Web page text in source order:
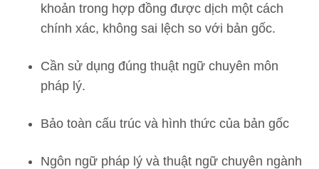
khoản trong hợp đồng được dịch một cách
chính xác, không sai lệch so với bản gốc.
Cần sử dụng đúng thuật ngữ chuyên môn
pháp lý.
Bảo toàn cấu trúc và hình thức của bản gốc
Ngôn ngữ pháp lý và thuật ngữ chuyên ngành